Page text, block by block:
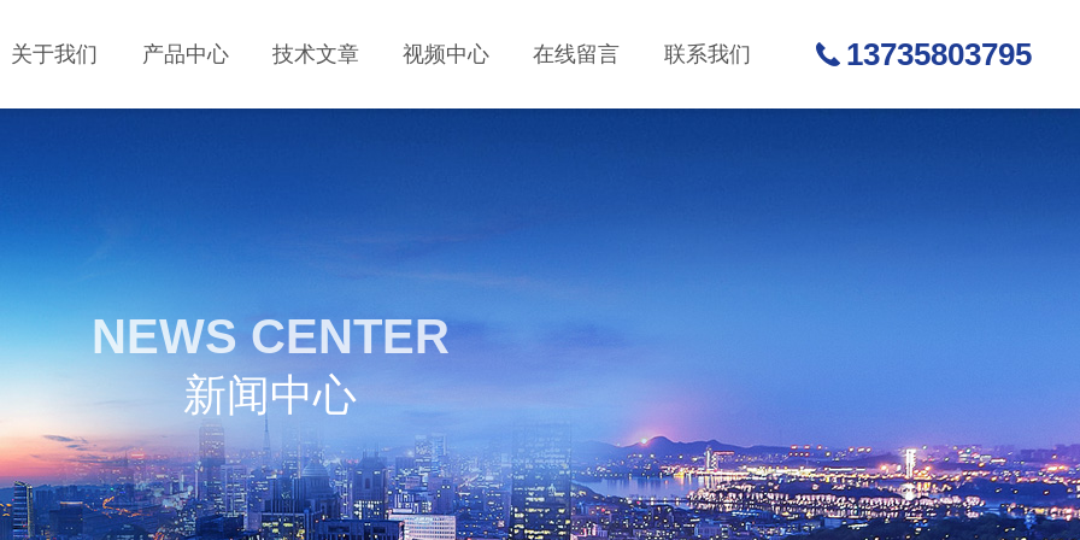
关于我们 产品中心 技术文章 视频中心 在线留言 联系我们 13735803795
NEWS CENTER
新闻中心